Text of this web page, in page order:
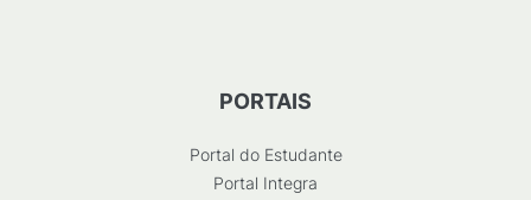
PORTAIS
Portal do Estudante
Portal Integra